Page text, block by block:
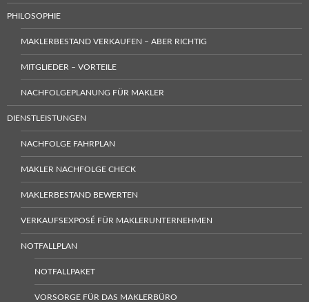
PHILOSOPHIE
MAKLERBESTAND VERKAUFEN – ABER RICHTIG
MITGLIEDER – VORTEILE
NACHFOLGEPLANUNG FÜR MAKLER
DIENSTLEISTUNGEN
NACHFOLGE FAHRPLAN
MAKLER NACHFOLGE CHECK
MAKLERBESTAND BEWERTEN
VERKAUFSEXPOSÉ FÜR MAKLERUNTERNEHMEN
NOTFALLPLAN
NOTFALLPAKET
VORSORGE FÜR DAS MAKLERBÜRO